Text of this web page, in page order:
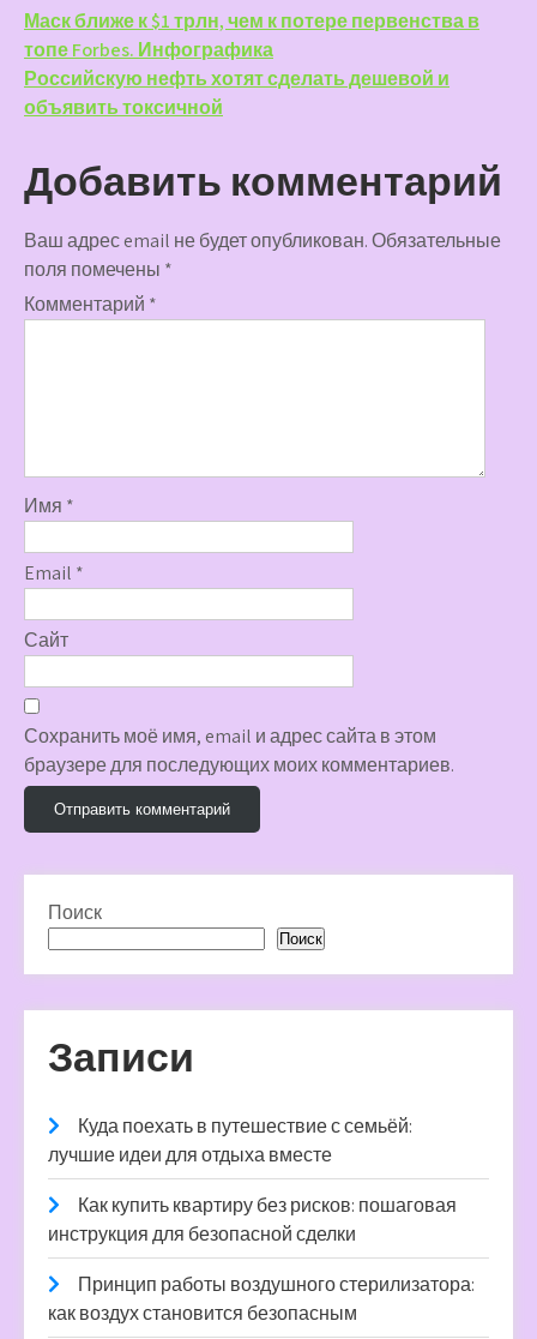
Навигация
по
записям
Маск ближе к $1 трлн, чем к потере первенства в
топе Forbes. Инфографика
Российскую нефть хотят сделать дешевой и
объявить токсичной
Добавить комментарий
Ваш адрес email не будет опубликован.Обязательные
поля помечены *
Комментарий *
Имя *
Email *
Сайт
Сохранить моё имя, email и адрес сайта в этом
браузере для последующих моих комментариев.
Поиск
Поиск
Записи
Куда поехать в путешествие с семьёй:
лучшие идеи для отдыха вместе
Как купить квартиру без рисков: пошаговая
инструкция для безопасной сделки
Принцип работы воздушного стерилизатора:
как воздух становится безопасным